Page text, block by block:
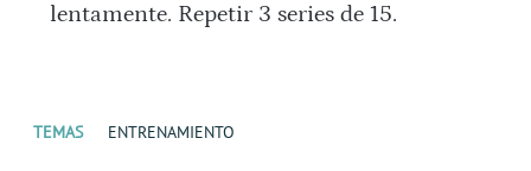
lentamente. Repetir 3 series de 15.
TEMAS ENTRENAMIENTO